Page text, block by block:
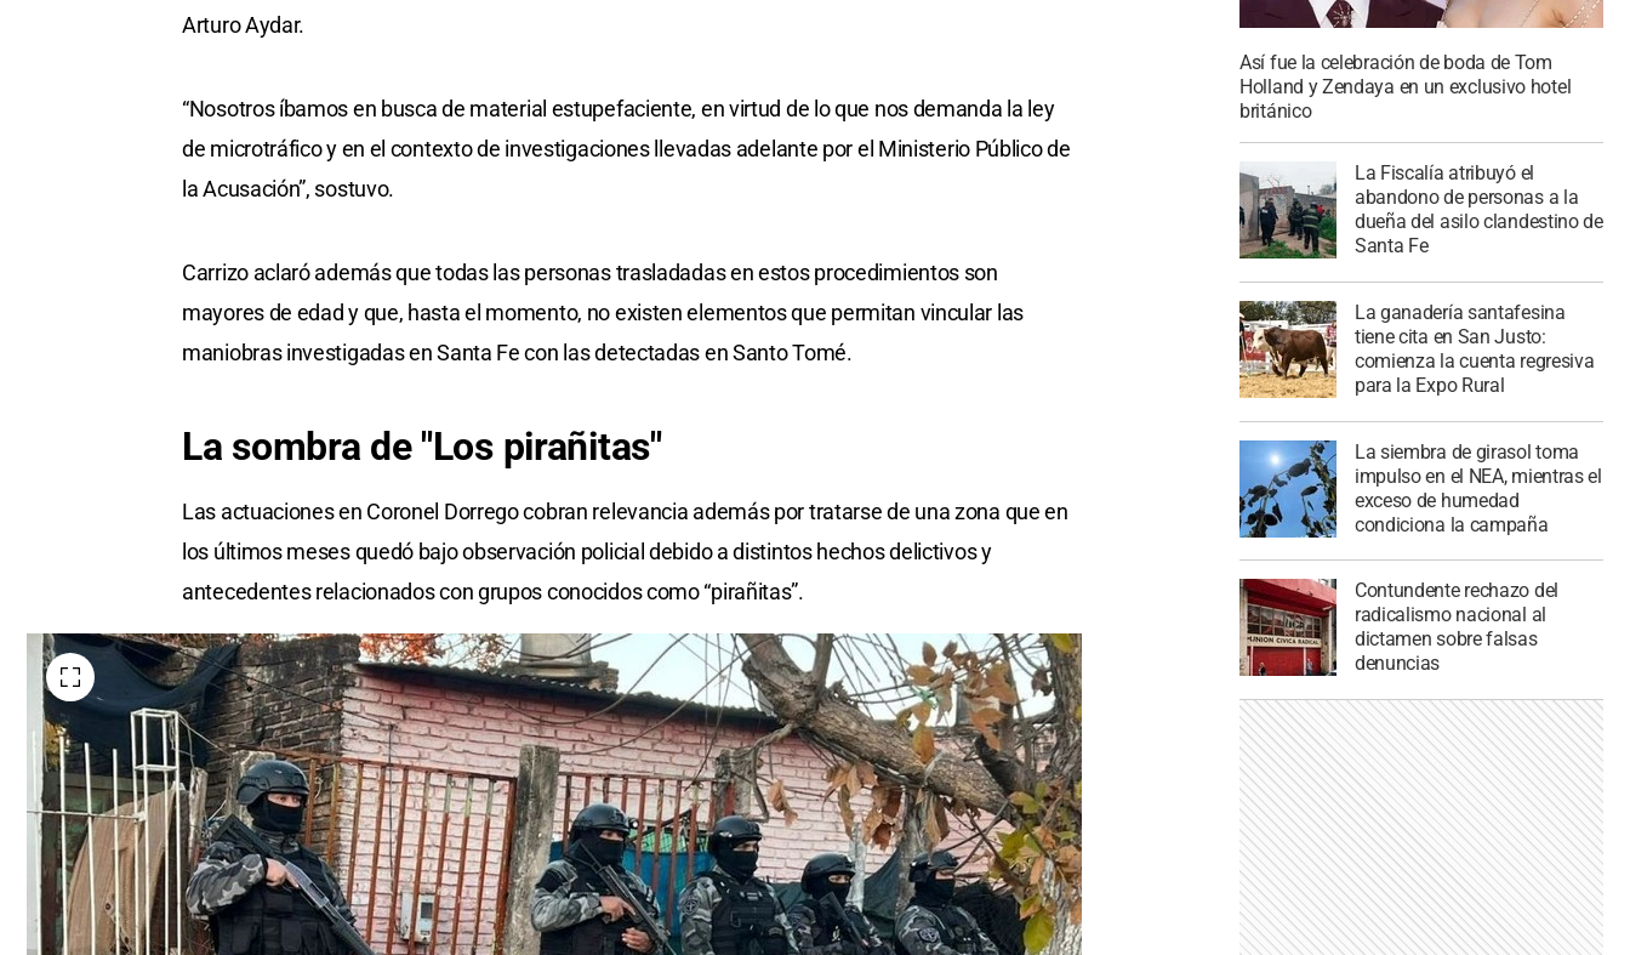
Arturo Aydar.
“Nosotros íbamos en busca de material estupefaciente, en virtud de lo que nos demanda la ley
de microtráfico y en el contexto de investigaciones llevadas adelante por el Ministerio Público de
la Acusación”, sostuvo.
Carrizo aclaró además que todas las personas trasladadas en estos procedimientos son
mayores de edad y que, hasta el momento, no existen elementos que permitan vincular las
maniobras investigadas en Santa Fe con las detectadas en Santo Tomé.
La sombra de "Los pirañitas"
Las actuaciones en Coronel Dorrego cobran relevancia además por tratarse de una zona que en
los últimos meses quedó bajo observación policial debido a distintos hechos delictivos y
antecedentes relacionados con grupos conocidos como “pirañitas”.
Así fue la celebración de boda de Tom
Holland y Zendaya en un exclusivo hotel
británico
La Fiscalía atribuyó el
abandono de personas a la
dueña del asilo clandestino de
Santa Fe
La ganadería santafesina
tiene cita en San Justo:
comienza la cuenta regresiva
para la Expo Rural
La siembra de girasol toma
impulso en el NEA, mientras el
exceso de humedad
condiciona la campaña
Contundente rechazo del
radicalismo nacional al
dictamen sobre falsas
denuncias